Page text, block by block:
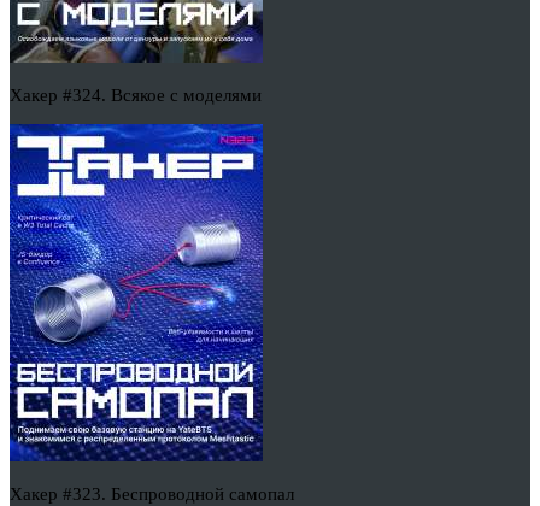
Хакер #324. Всякое с моделями
Хакер #323. Беспроводной самопал